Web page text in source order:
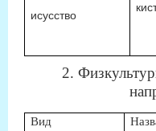
исусство
2.
Вид